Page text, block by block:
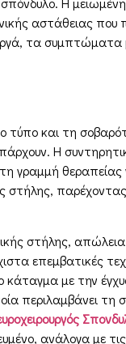
αστάθειας
τα
τύπο και τη
Η
στήλης,
επεμβατικές
με την
περιλαμβάνει
ανάλογα με